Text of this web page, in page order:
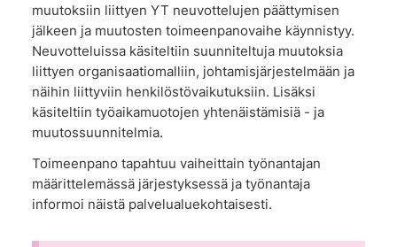
muutoksiin liittyen YT neuvottelujen päättymisen
jälkeen ja muutosten toimeenpanovaihe käynnistyy.
Neuvotteluissa käsiteltiin suunniteltuja muutoksia
liittyen organisaatiomalliin, johtamisjärjestelmään ja
näihin liittyviin henkilöstövaikutuksiin. Lisäksi
käsiteltiin työaikamuotojen yhtenäistämisiä - ja
muutossuunnitelmia.
Toimeenpano tapahtuu vaiheittain työnantajan
määrittelemässä järjestyksessä ja työnantaja
informoi näistä palvelualuekohtaisesti.